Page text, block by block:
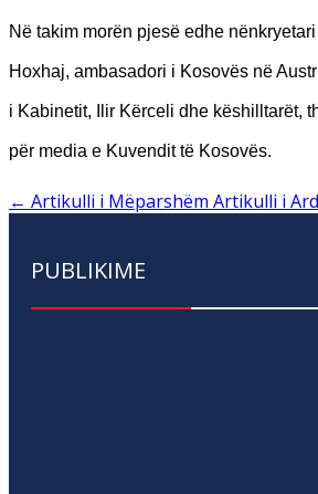
Në takim morën pjesë edhe
Hoxhaj, ambasadori i Kosovës në
i Kabinetit, Ilir Kërceli dhe këshilltarët,
për media e Kuvendit të Kosovës.
← Artikulli i Mëparshëm Artikulli i
PUBLIKIME